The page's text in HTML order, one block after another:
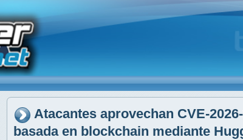
Atacantes aprovechan CVE-
basada en blockchain mediante